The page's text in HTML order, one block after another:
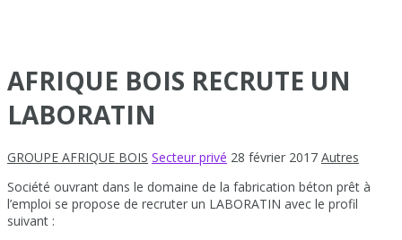
AFRIQUE BOIS RECRUTE UN
LABORATIN
GROUPE AFRIQUE BOIS Secteur privé 28 février 2017 Autres
Société ouvrant dans le domaine de la fabrication béton prêt à
l’emploi se propose de recruter un LABORATIN avec le profil
suivant :